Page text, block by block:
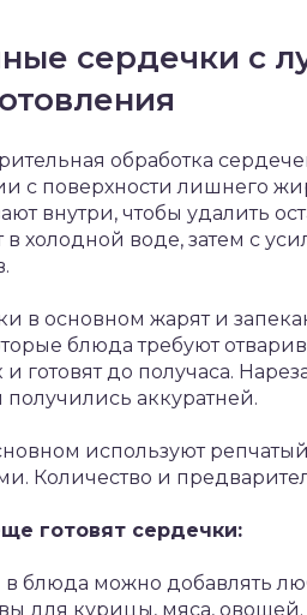
сердечки с
обработка
с поверхности лишнего
внутри, чтобы удалить
в холодной воде, затем с
в основном жарят и
блюда требуют
и готовят до получаса.
получились аккуратней.
используют
Количество и
готовят сердечки:
блюда можно добавлять
для курицы, мяса,